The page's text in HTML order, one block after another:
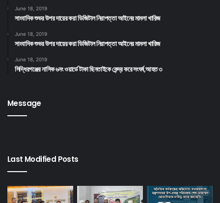
June 18, 2019
সাংবাদিক শুভর উপর দায়ের করা ডিজিটাল নিরাপত্তা আইনের মামলা খারিজ
June 18, 2019
সাংবাদিক শুভর উপর দায়ের করা ডিজিটাল নিরাপত্তা আইনের মামলা খারিজ
June 18, 2019
সিদ্ধিরগঞ্জের নাসিক ৬নং ওয়ার্ডে টাকা ছিনতাইকে কেন্দ্র করে সংঘর্ষ,আহত ৩
Message
Last Modified Posts